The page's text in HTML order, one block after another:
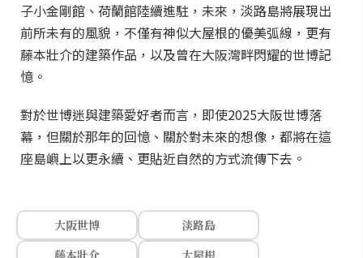
子小金剛館、荷蘭館陸續進駐，未來，淡路島將展現出
前所未有的風貌，不僅有神似大屋根的優美弧線，更有
藤本壯介的建築作品，以及曾在大阪灣畔閃耀的世博記
憶。
對於世博迷與建築愛好者而言，即使2025大阪世博落
幕，但關於那年的回憶、關於對未來的想像，都將在這
座島嶼上以更永續、更貼近自然的方式流傳下去。
大阪世博
淡路島
藤本壯介
大屋根